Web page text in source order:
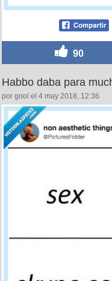
90
Habbo daba para
por gool el 4 may 2018, 12:36